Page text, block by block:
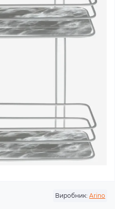
Виробник: Arino